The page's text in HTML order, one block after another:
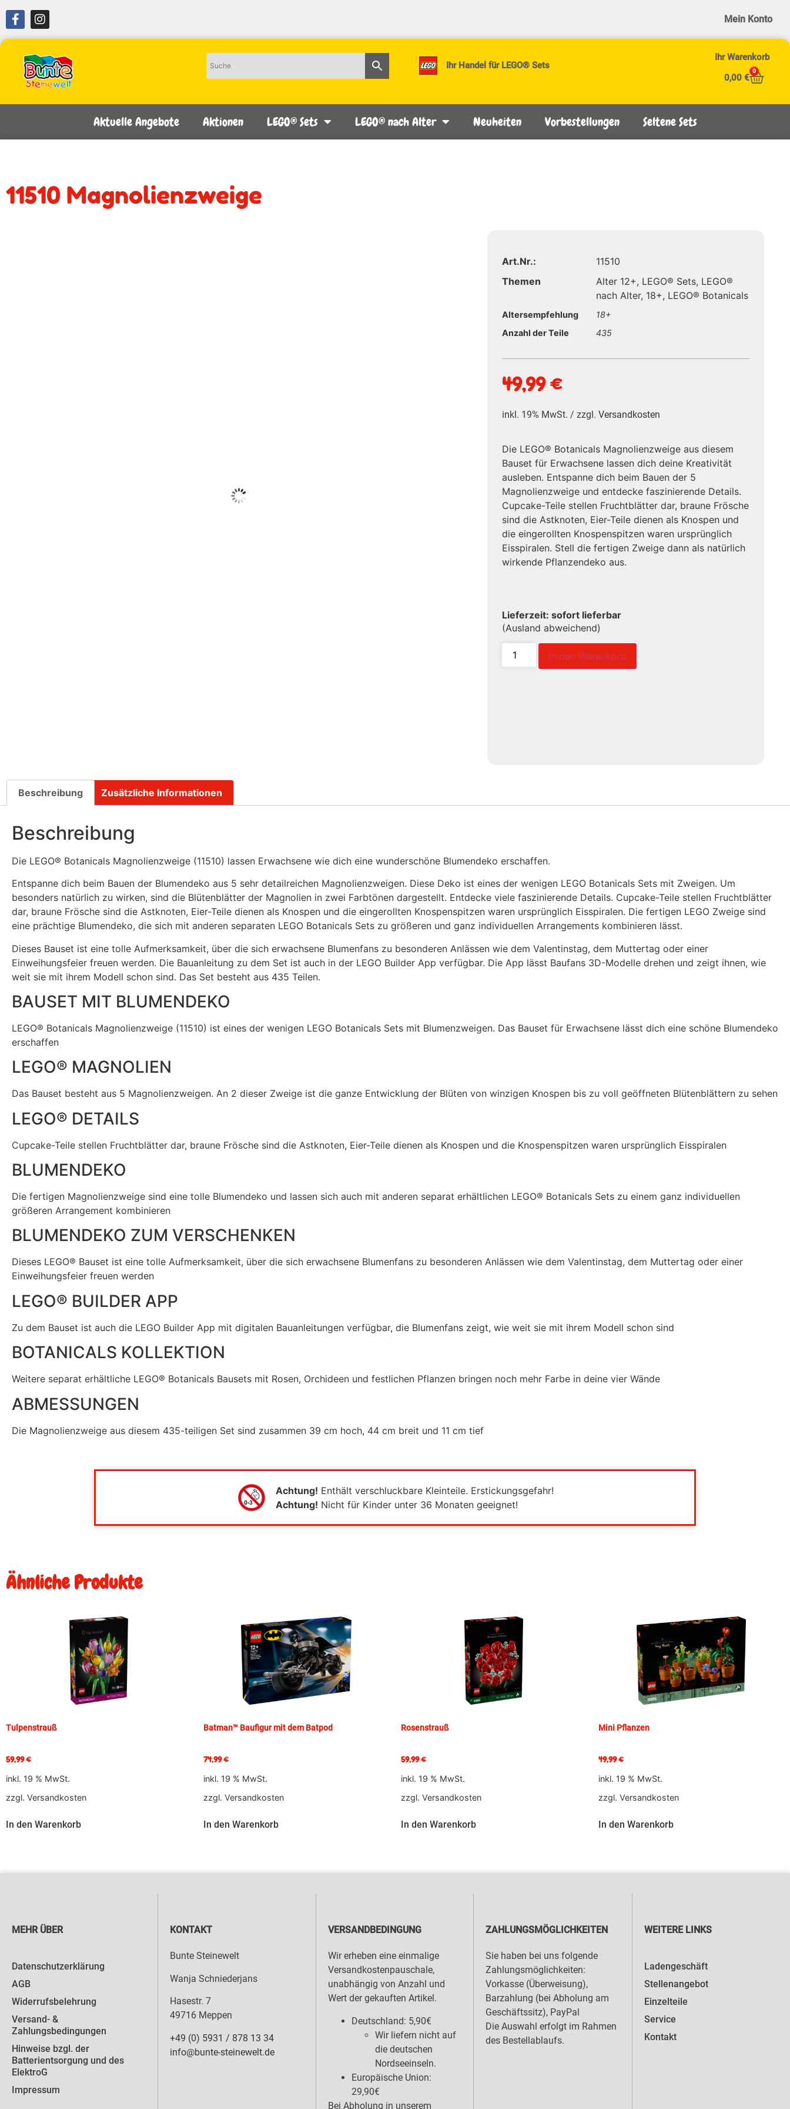
Mein Konto
Ihr Handel für LEGO® Sets
Ihr Warenkorb
0,00 €
0
Aktuelle Angebote Aktionen LEGO® Sets LEGO® nach Alter Neuheiten Vorbestellungen Seltene Sets
11510 Magnolienzweige
Art.Nr.:
11510
Themen
Alter 12+, LEGO® Sets, LEGO®
nach Alter, 18+, LEGO® Botanicals
Altersempfehlung
18+
Anzahl der Teile
435
49,99€
inkl. 19% MwSt. / zzgl.Versandkosten
Die LEGO® Botanicals Magnolienzweige aus diesem
Bauset für Erwachsene lassen dich deine Kreativität
ausleben. Entspanne dich beim Bauen der 5
Magnolienzweige und entdecke faszinierende Details.
Cupcake-Teile stellen Fruchtblätter dar, braune Frösche
sind die Astknoten, Eier-Teile dienen als Knospen und
die eingerollten Knospenspitzen waren ursprünglich
Eisspiralen. Stell die fertigen Zweige dann als natürlich
wirkende Pflanzendeko aus.
Lieferzeit: sofort lieferbar
(Ausland abweichend)
In den Warenkorb
Beschreibung Zusätzliche Informationen
Beschreibung
Die LEGO® Botanicals Magnolienzweige (11510) lassen Erwachsene wie dich eine wunderschöne Blumendeko erschaffen.
Entspanne dich beim Bauen der Blumendeko aus 5 sehr detailreichen Magnolienzweigen. Diese Deko ist eines der wenigen LEGO Botanicals Sets mit Zweigen. Um
besonders natürlich zu wirken, sind die Blütenblätter der Magnolien in zwei Farbtönen dargestellt. Entdecke viele faszinierende Details. Cupcake-Teile stellen Fruchtblätter
dar, braune Frösche sind die Astknoten, Eier-Teile dienen als Knospen und die eingerollten Knospenspitzen waren ursprünglich Eisspiralen. Die fertigen LEGO Zweige sind
eine prächtige Blumendeko, die sich mit anderen separaten LEGO Botanicals Sets zu größeren und ganz individuellen Arrangements kombinieren lässt.
Dieses Bauset ist eine tolle Aufmerksamkeit, über die sich erwachsene Blumenfans zu besonderen Anlässen wie dem Valentinstag, dem Muttertag oder einer
Einweihungsfeier freuen werden. Die Bauanleitung zu dem Set ist auch in der LEGO Builder App verfügbar. Die App lässt Baufans 3D-Modelle drehen und zeigt ihnen, wie
weit sie mit ihrem Modell schon sind. Das Set besteht aus 435 Teilen.
BAUSET MIT BLUMENDEKO
LEGO® Botanicals Magnolienzweige (11510) ist eines der wenigen LEGO Botanicals Sets mit Blumenzweigen. Das Bauset für Erwachsene lässt dich eine schöne Blumendeko
erschaffen
LEGO® MAGNOLIEN
Das Bauset besteht aus 5 Magnolienzweigen. An 2 dieser Zweige ist die ganze Entwicklung der Blüten von winzigen Knospen bis zu voll geöffneten Blütenblättern zu sehen
LEGO® DETAILS
Cupcake-Teile stellen Fruchtblätter dar, braune Frösche sind die Astknoten, Eier-Teile dienen als Knospen und die Knospenspitzen waren ursprünglich Eisspiralen
BLUMENDEKO
Die fertigen Magnolienzweige sind eine tolle Blumendeko und lassen sich auch mit anderen separat erhältlichen LEGO® Botanicals Sets zu einem ganz individuellen
größeren Arrangement kombinieren
BLUMENDEKO ZUM VERSCHENKEN
Dieses LEGO® Bauset ist eine tolle Aufmerksamkeit, über die sich erwachsene Blumenfans zu besonderen Anlässen wie dem Valentinstag, dem Muttertag oder einer
Einweihungsfeier freuen werden
LEGO® BUILDER APP
Zu dem Bauset ist auch die LEGO Builder App mit digitalen Bauanleitungen verfügbar, die Blumenfans zeigt, wie weit sie mit ihrem Modell schon sind
BOTANICALS KOLLEKTION
Weitere separat erhältliche LEGO® Botanicals Bausets mit Rosen, Orchideen und festlichen Pflanzen bringen noch mehr Farbe in deine vier Wände
ABMESSUNGEN
Die Magnolienzweige aus diesem 435-teiligen Set sind zusammen 39 cm hoch, 44 cm breit und 11 cm tief
Achtung! Enthält verschluckbare Kleinteile. Erstickungsgefahr!
Achtung! Nicht für Kinder unter 36 Monaten geeignet!
Ähnliche Produkte
Tulpenstrauß
59,99€
inkl. 19 % MwSt.
zzgl. Versandkosten
In den Warenkorb
Batman™ Baufigur mit dem Batpod
74,99€
inkl. 19 % MwSt.
zzgl. Versandkosten
In den Warenkorb
Rosenstrauß
59,99€
inkl. 19 % MwSt.
zzgl. Versandkosten
In den Warenkorb
Mini Pflanzen
49,99€
inkl. 19 % MwSt.
zzgl. Versandkosten
In den Warenkorb
MEHR ÜBER
Datenschutzerklärung
AGB
Widerrufsbelehrung
Versand- &
Zahlungsbedingungen
Hinweise bzgl. der
Batterientsorgung und des
ElektroG
Impressum
KONTAKT
Bunte Steinewelt
Wanja Schniederjans
Hasestr. 7
49716 Meppen
+49 (0) 5931 / 878 13 34
info@bunte-steinewelt.de
VERSANDBEDINGUNG
Wir erheben eine einmalige
Versandkostenpauschale,
unabhängig von Anzahl und
Wert der gekauften Artikel.
Deutschland: 5,90€
Wir liefern nicht auf
die deutschen
Nordseeinseln.
Europäische Union:
29,90€
Bei Abholung in unserem
ZAHLUNGSMÖGLICHKEITEN
Sie haben bei uns folgende
Zahlungsmöglichkeiten:
Vorkasse (Überweisung),
Barzahlung (bei Abholung am
Geschäftssitz), PayPal
Die Auswahl erfolgt im Rahmen
des Bestellablaufs.
WEITERE LINKS
Ladengeschäft
Stellenangebot
Einzelteile
Service
Kontakt